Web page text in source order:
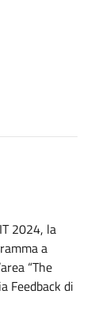
2024, la
a
“The
Feedback di